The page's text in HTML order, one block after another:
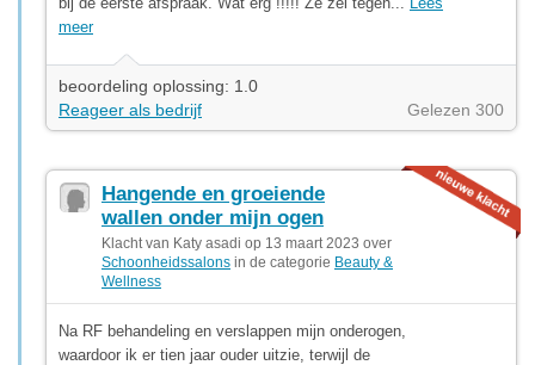
meer
beoordeling oplossing: 1.0
Reageer als bedrijf
Gelezen 300
Hangende en groeiende
wallen onder mijn ogen
Klacht van Katy asadi op 13 maart 2023 over
Schoonheidssalons in de categorie Beauty &
Wellness
Na RF behandeling en verslappen mijn onderogen,
waardoor ik er tien jaar ouder uitzie, terwijl de